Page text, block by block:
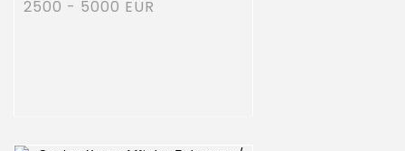
2500 - 5000 EUR